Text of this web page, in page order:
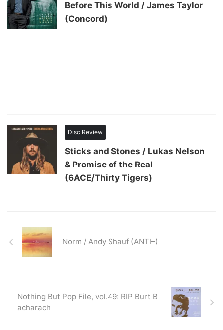
Before This World / James Taylor
(Concord)
Disc Review
Sticks and Stones / Lukas Nelson
& Promise of the Real
(6ACE/Thirty Tigers)
Norm / Andy Shauf (ANTI–)
Nothing But Pop File, vol.49: RIP Burt B
acharach